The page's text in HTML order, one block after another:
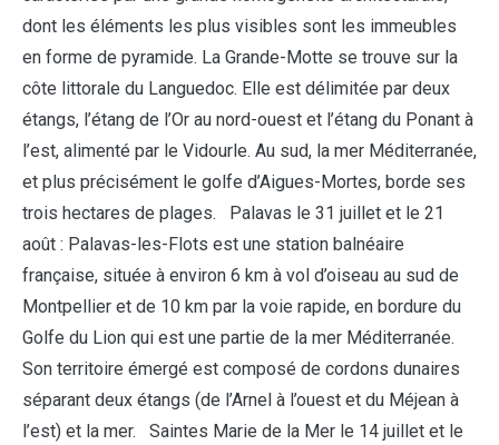
dont les éléments les plus visibles sont les immeubles
en forme de pyramide. La Grande-Motte se trouve sur la
côte littorale du Languedoc. Elle est délimitée par deux
étangs, l’étang de l’Or au nord-ouest et l’étang du Ponant à
l’est, alimenté par le Vidourle. Au sud, la mer Méditerranée,
et plus précisément le golfe d’Aigues-Mortes, borde ses
trois hectares de plages. Palavas le 31 juillet et le 21
août : Palavas-les-Flots est une station balnéaire
française, située à environ 6 km à vol d’oiseau au sud de
Montpellier et de 10 km par la voie rapide, en bordure du
Golfe du Lion qui est une partie de la mer Méditerranée.
Son territoire émergé est composé de cordons dunaires
séparant deux étangs (de l’Arnel à l’ouest et du Méjean à
l’est) et la mer. Saintes Marie de la Mer le 14 juillet et le